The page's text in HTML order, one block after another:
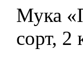
Мука
сорт, 2